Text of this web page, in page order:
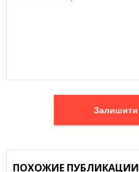
ПОХОЖИЕ ПУБЛИКАЦИИ